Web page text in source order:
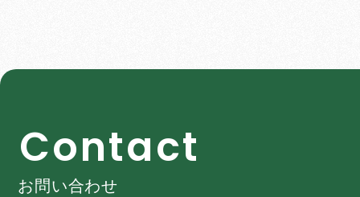
Contact
お問い合わせ